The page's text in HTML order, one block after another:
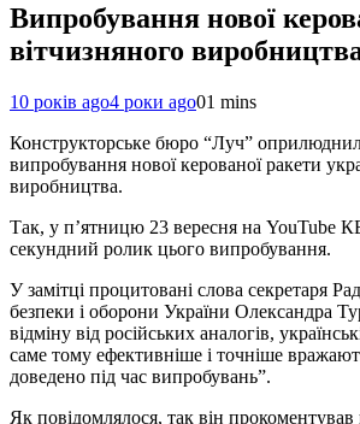
Випробування нової
вітчизняного
10 років ago4 роки ago01 mins
Конструкторське бюро “Луч”
випробування нової керованої ракети
виробництва.
Так, у п’ятницю 23 вересня на YouTube
секундний ролик цього випробування.
У замітці процитовані слова секретаря
безпеки і оборони України Олександра
відміну від російських аналогів,
саме тому ефективніше і точніше
доведено під час випробувань”.
Як повідомлялося, так він